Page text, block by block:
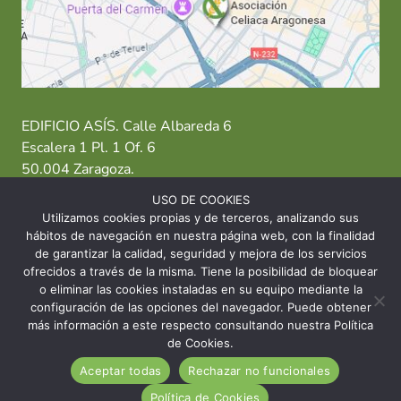
EDIFICIO ASÍS. Calle Albareda 6
Escalera 1 Pl. 1 Of. 6
50.004 Zaragoza.
T: 976 484 949 M: 635 638 563
Sede Zaragoza·Sede Huesca· Sede Teruel
© 2026 Asociación Celíaca Aragonesa
INICIO CONTACTO
AVISO LEGAL
USO DE COOKIES
Utilizamos cookies propias y de terceros, analizando sus
hábitos de navegación en nuestra página web, con la finalidad
de garantizar la calidad, seguridad y mejora de los servicios
ofrecidos a través de la misma. Tiene la posibilidad de bloquear
o eliminar las cookies instaladas en su equipo mediante la
configuración de las opciones del navegador. Puede obtener
más información a este respecto consultando nuestra Política
de Cookies.
Aceptar todas
Rechazar no funcionales
Política de Cookies